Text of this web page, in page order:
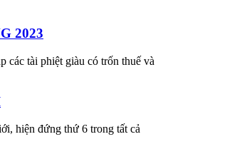
2023
tài phiệt giàu có trốn thuế và
hiện đứng thứ 6 trong tất cả